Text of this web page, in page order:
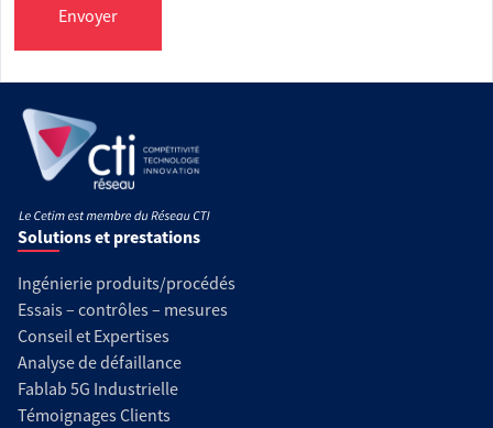
Envoyer
Solutions et prestations
Ingénierie produits/procédés
Essais – contrôles – mesures
Conseil et Expertises
Analyse de défaillance
Fablab 5G Industrielle
Témoignages Clients